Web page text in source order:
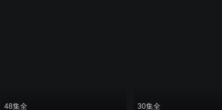
48集全 30集全